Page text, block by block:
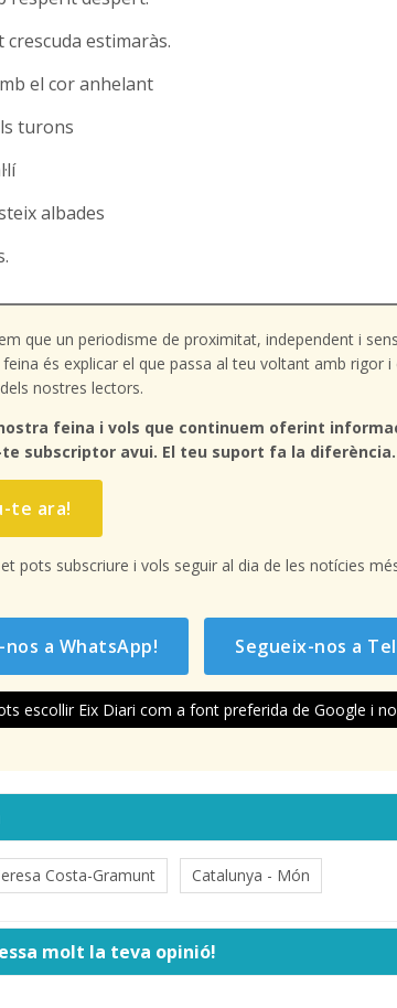
estimaràs.
el cor anhelant
turons
albades
que un periodisme de proximitat, independent i
és explicar el que passa al teu voltant amb rigor
nostres lectors.
feina i vols que continuem oferint
subscriptor avui. El teu suport fa la diferència.
te ara!
pots subscriure i vols seguir al dia de les notícies
nos a WhatsApp! Segueix-nos a
escollir Eix Diari com a font preferida de Google i
Costa-Gramunt Catalunya - Món
molt la teva opinió!